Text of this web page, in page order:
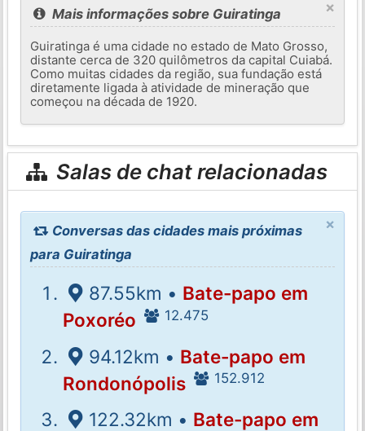
×
Mais informações sobre Guiratinga
Guiratinga é uma cidade no estado de Mato Grosso,
distante cerca de 320 quilômetros da capital Cuiabá.
Como muitas cidades da região, sua fundação está
diretamente ligada à atividade de mineração que
começou na década de 1920.
Salas de chat relacionadas
×
Conversas das cidades mais próximas
para Guiratinga
87.55km • Bate-papo em
Poxoréo
12.475
94.12km • Bate-papo em
Rondonópolis
152.912
122.32km • Bate-papo em